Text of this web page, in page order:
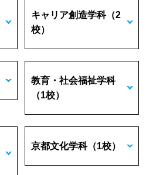
キャリア創造学科（2
校）
教育・社会福祉学科
（1校）
京都文化学科（1校）